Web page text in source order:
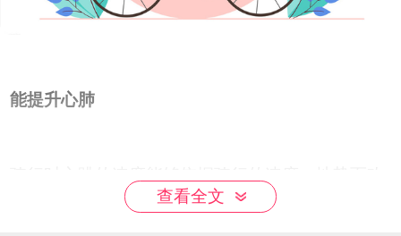
能提升心肺
变，等同于有氧运动和无氧运动的结合，长期的心
查看全文